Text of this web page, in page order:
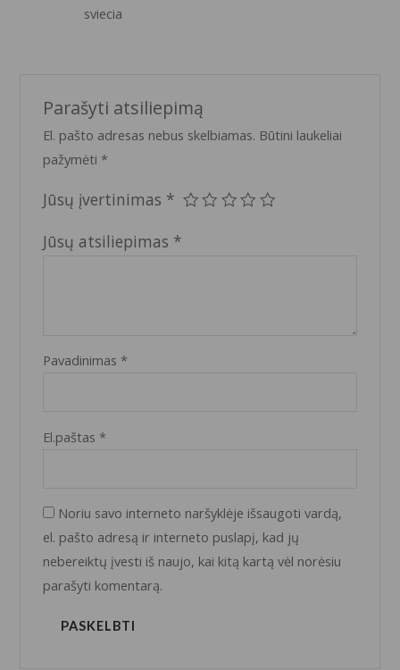
sviecia
Parašyti atsiliepimą
El. pašto adresas nebus skelbiamas. Būtini laukeliai
pažymėti *
Jūsų įvertinimas *
Jūsų atsiliepimas *
Pavadinimas *
El.paštas *
Noriu savo interneto naršyklėje išsaugoti vardą,
el. pašto adresą ir interneto puslapį, kad jų
nebereiktų įvesti iš naujo, kai kitą kartą vėl norėsiu
parašyti komentarą.